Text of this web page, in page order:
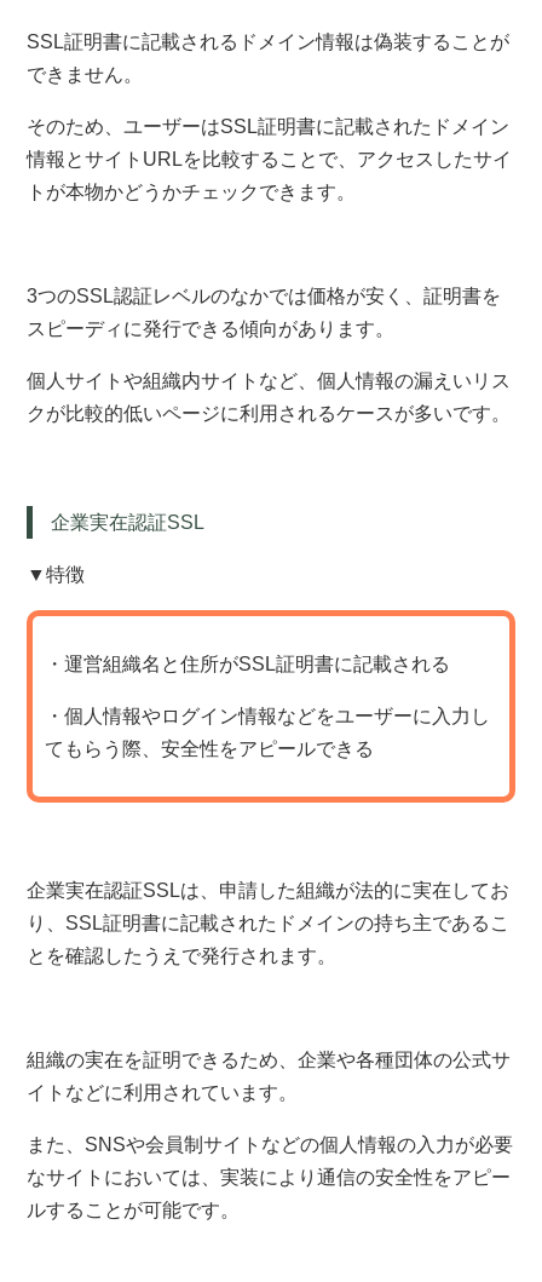
SSL証明書に記載されるドメイン情報は偽装することが
できません。
そのため、ユーザーはSSL証明書に記載されたドメイン
情報とサイトURLを比較することで、アクセスしたサイ
トが本物かどうかチェックできます。
3つのSSL認証レベルのなかでは価格が安く、証明書を
スピーディに発行できる傾向があります。
個人サイトや組織内サイトなど、個人情報の漏えいリス
クが比較的低いページに利用されるケースが多いです。
企業実在認証SSL
▼特徴
・運営組織名と住所がSSL証明書に記載される
・個人情報やログイン情報などをユーザーに入力し
てもらう際、安全性をアピールできる
企業実在認証SSLは、申請した組織が法的に実在してお
り、SSL証明書に記載されたドメインの持ち主であるこ
とを確認したうえで発行されます。
組織の実在を証明できるため、企業や各種団体の公式サ
イトなどに利用されています。
また、SNSや会員制サイトなどの個人情報の入力が必要
なサイトにおいては、実装により通信の安全性をアピー
ルすることが可能です。